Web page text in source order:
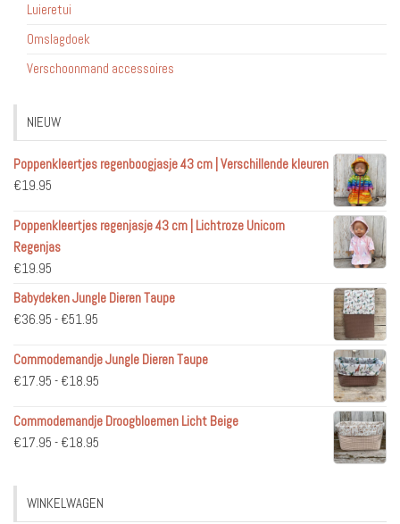
Luieretui
Omslagdoek
Verschoonmand accessoires
NIEUW
Poppenkleertjes regenboogjasje 43 cm | Verschillende kleuren
€19.95
Poppenkleertjes regenjasje 43 cm | Lichtroze Unicorn
Regenjas
€19.95
Babydeken Jungle Dieren Taupe
€36.95 - €51.95
tot
€51.95
Commodemandje Jungle Dieren Taupe
€17.95 - €18.95
tot
Commodemandje Droogbloemen Licht Beige
€17.95 - €18.95
€18.95
WINKELWAGEN